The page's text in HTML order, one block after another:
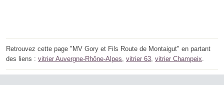
Retrouvez cette page "MV Gory et Fils Route de Montaigut" en partant
des liens : vitrier Auvergne-Rhône-Alpes, vitrier 63, vitrier Champeix.